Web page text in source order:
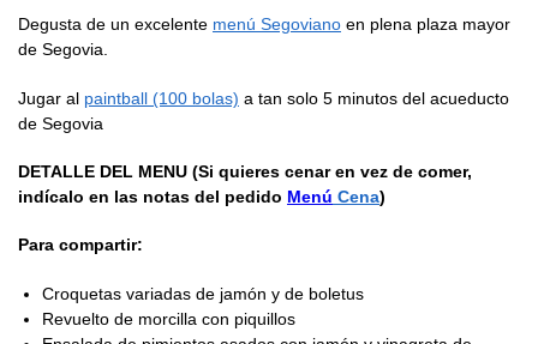
Degusta de un excelente menú Segoviano en plena plaza mayor
de Segovia.
Jugar al paintball (100 bolas) a tan solo 5 minutos del acueducto
de Segovia
DETALLE DEL MENU (Si quieres cenar en vez de comer,
indícalo en las notas del pedido Menú Cena)
Para compartir:
Croquetas variadas de jamón y de boletus
Revuelto de morcilla con piquillos